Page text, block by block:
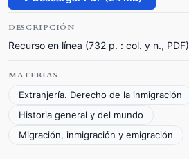
DESCRIPCIÓN
Recurso en línea (732 p. : col. y n., PDF)
MATERIAS
Extranjería. Derecho de la inmigración
Historia general y del mundo
Migración, inmigración y emigración